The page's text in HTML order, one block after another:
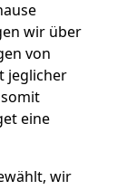
wir über
von
jeglicher
eine
wir